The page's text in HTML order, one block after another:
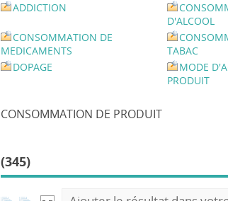
ADDICTION
D'ALCOOL
CONSOMMATION DE
MEDICAMENTS
TABAC
DOPAGE
MODE
PRODUIT
CONSOMMATION DE PRODUIT
(345)